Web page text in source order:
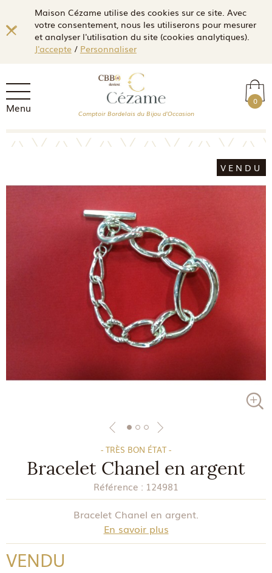
Maison Cézame utilise des cookies sur ce site. Avec
votre consentement, nous les utiliserons pour mesurer
et analyser l'utilisation du site (cookies analytiques).
J'accepte/ Personnaliser
Menu 0
Comptoir Bordelais du Bijou d'Occasion
VENDU
- TRÈS BON ÉTAT -
Bracelet Chanel en argent
Référence : 124981
Bracelet Chanel en argent.
En savoir plus
VENDU